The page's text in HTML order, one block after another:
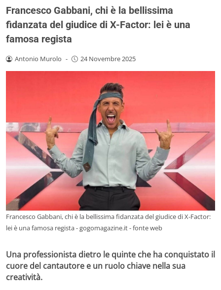
Francesco Gabbani, chi è la bellissima
fidanzata del giudice di X-Factor: lei è una
famosa regista
Antonio Murolo - 24 Novembre 2025
Francesco Gabbani, chi è la bellissima fidanzata del giudice di X-Factor:
lei è una famosa regista - gogomagazine.it - fonte web
Una professionista dietro le quinte che ha conquistato il
cuore del cantautore e un ruolo chiave nella sua
creatività.